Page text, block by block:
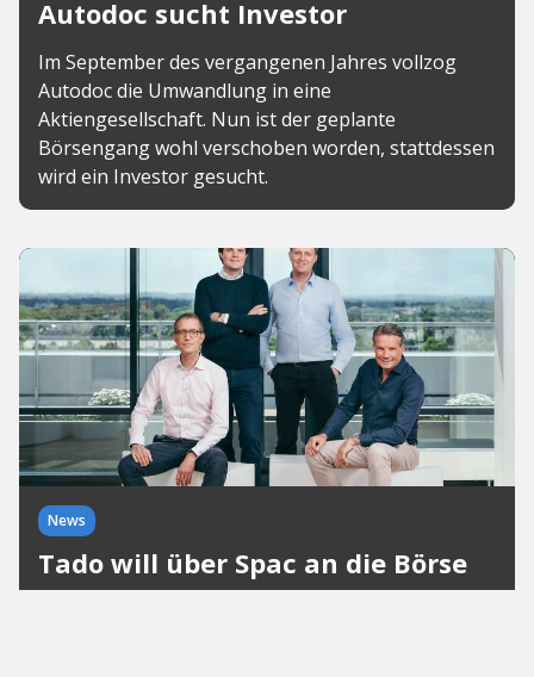
Autodoc sucht Investor
Im September des vergangenen Jahres vollzog
Autodoc die Umwandlung in eine
Aktiengesellschaft. Nun ist der geplante
Börsengang wohl verschoben worden, stattdessen
wird ein Investor gesucht.
News
Tado will über Spac an die Börse